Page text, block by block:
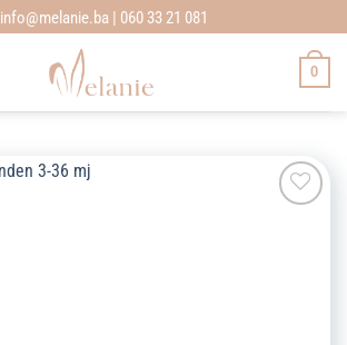
info@melanie.ba | 060 33 21 081
0